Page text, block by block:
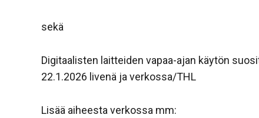
sekä
Digitaalisten laitteiden vapaa-ajan käytön
22.1.2026 livenä ja verkossa/THL
Lisää aiheesta verkossa mm: